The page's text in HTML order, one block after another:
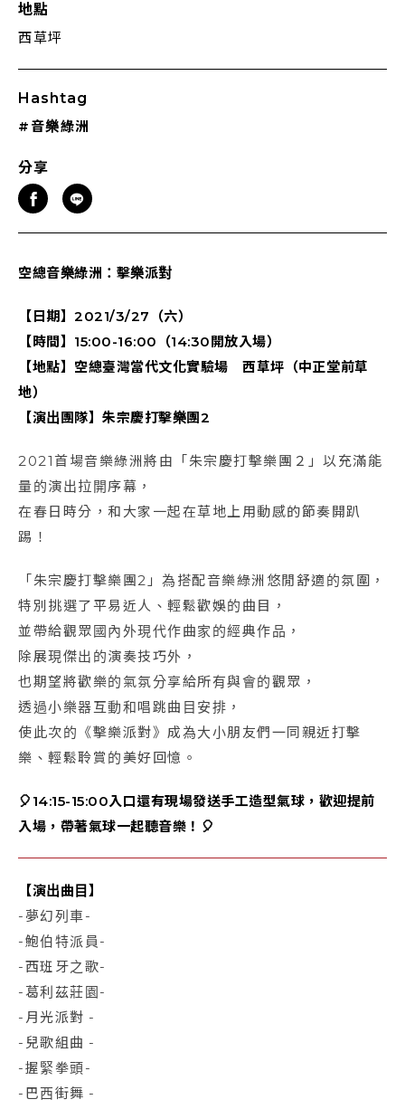
地點
西草坪
Hashtag
#音樂綠洲
分享
空總音樂綠洲：擊樂派對
【日期】2021/3/27（六）
【時間】15:00-16:00（14:30開放入場）
【地點】空總臺灣當代文化實驗場 西草坪（中正堂前草
地）
【演出團隊】朱宗慶打擊樂團2
2021首場音樂綠洲將由「朱宗慶打擊樂團２」以充滿能
量的演出拉開序幕，
在春日時分，和大家一起在草地上用動感的節奏開趴
踢！
「朱宗慶打擊樂團2」為搭配音樂綠洲悠閒舒適的氛圍，
特別挑選了平易近人、輕鬆歡娛的曲目，
並帶給觀眾國內外現代作曲家的經典作品，
除展現傑出的演奏技巧外，
也期望將歡樂的氣氛分享給所有與會的觀眾，
透過小樂器互動和唱跳曲目安排，
使此次的《擊樂派對》成為大小朋友們一同親近打擊
樂、輕鬆聆賞的美好回憶。
🎈14:15-15:00入口還有現場發送手工造型氣球，歡迎提前
入場，帶著氣球一起聽音樂！🎈
【演出曲目】
-夢幻列車-
-鮑伯特派員-
-西班牙之歌-
-葛利茲莊園-
-月光派對 -
-兒歌組曲 -
-握緊拳頭-
-巴西街舞 -